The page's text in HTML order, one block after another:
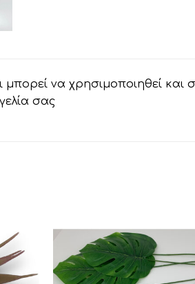
να χρησιμοποιηθεί και
σας